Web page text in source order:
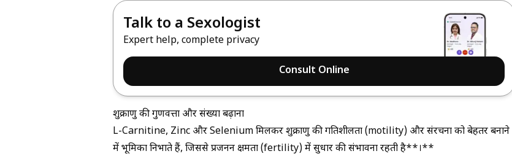
Talk to a Sexologist
Expert help, complete privacy
Consult Online
शुक्राणु की गुणवत्ता और संख्या बढ़ाना
L-Carnitine, Zinc और Selenium मिलकर शुक्राणु की गतिशीलता (motility) और संरचना को बेहतर बनाने
में भूमिका निभाते हैं, जिससे प्रजनन क्षमता (fertility) में सुधार की संभावना रहती है**।**